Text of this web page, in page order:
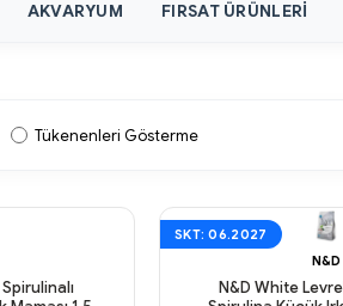
AKVARYUM FIRSAT ÜRÜNLERI
Tükenenleri Gösterme
SKT: 06.2027
N&D
N&D White